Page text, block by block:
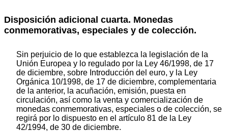
Disposición adicional cuarta. Monedas
conmemorativas, especiales y de colección.
Sin perjuicio de lo que establezca la legislación de la
Unión Europea y lo regulado por la Ley 46/1998, de 17
de diciembre, sobre Introducción del euro, y la Ley
Orgánica 10/1998, de 17 de diciembre, complementaria
de la anterior, la acuñación, emisión, puesta en
circulación, así como la venta y comercialización de
monedas conmemorativas, especiales o de colección, se
regirá por lo dispuesto en el artículo 81 de la Ley
42/1994, de 30 de diciembre.